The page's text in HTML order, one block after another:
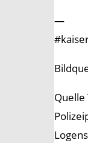
—
Quelle